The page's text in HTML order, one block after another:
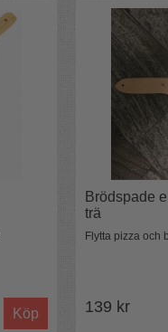
Köp
Brödspade
trä
Flytta pizza och
139 kr